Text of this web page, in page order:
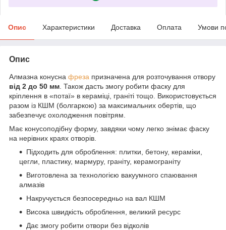
Опис Характеристики Доставка Оплата Умови
Опис
Алмазна конусна фреза призначена для розточування отвору
від 2 до 50 мм . Також дасть змогу робити фаску для
кріплення в «потаї» в кераміці, граніті тощо. Використовується
разом із КШМ (болгаркою) за максимальних обертів, що
забезпечує охолодження повітрям.
Має конусоподібну форму, завдяки чому легко знімає фаску
на нерівних краях отворів.
Підходить для оброблення: плитки, бетону, кераміки,
цегли, пластику, мармуру, граніту, керамограніту
Виготовлена за технологією вакуумного спаювання
алмазів
Накручується безпосередньо на вал КШМ
Висока швидкість оброблення, великий ресурс
Дає змогу робити отвори без відколів